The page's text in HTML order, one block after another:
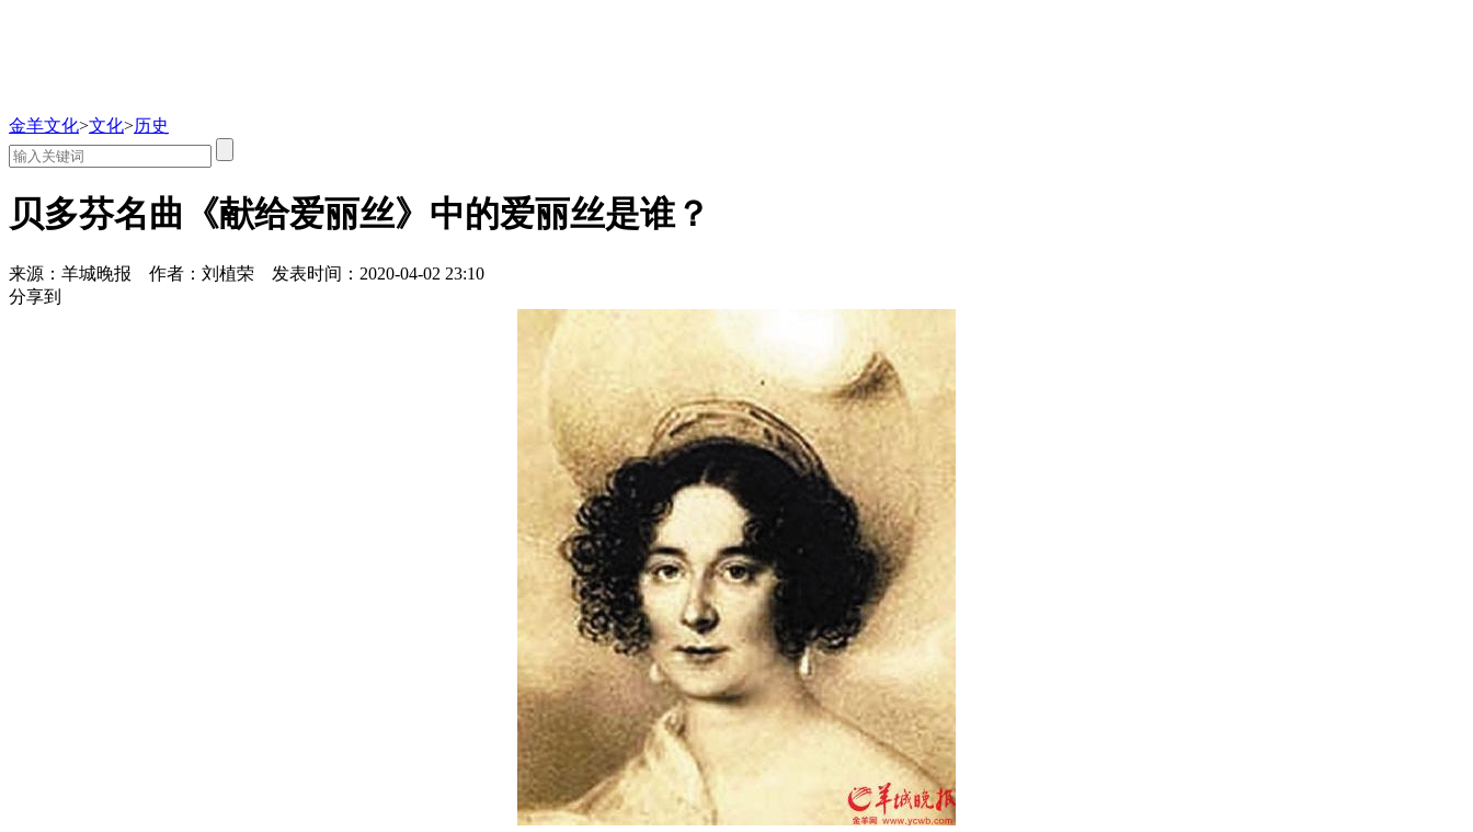
金羊文化>文化>历史
贝多芬名曲《献给爱丽丝》中的爱丽丝是谁？
来源：羊城晚报 作者：刘植荣
发表时间：2020-04-02 23:10
分享到